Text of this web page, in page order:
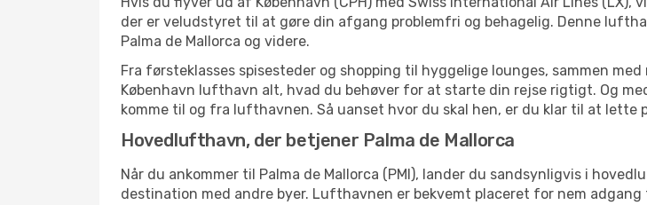
der er veludstyret til at gøre din afgang problemfri og behagelig. Denne
Palma de Mallorca og videre.
Fra førsteklasses spisesteder og shopping til hyggelige lounges, sammen
København lufthavn alt, hvad du behøver for at starte din rejse rigtigt. Og
komme til og fra lufthavnen. Så uanset hvor du skal hen, er du klar til at lette
Hovedlufthavn, der betjener Palma de Mallorca
Når du ankommer til Palma de Mallorca (PMI), lander du sandsynligvis i
destination med andre byer. Lufthavnen er bekvemt placeret for nem